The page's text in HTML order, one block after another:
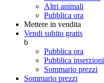
Altri animali
Pubblica ora
Mettere in vendita
Vendi subito gratis
b
Pubblica ora
Pubblica
Sommario prezzi
Sommario prezzi